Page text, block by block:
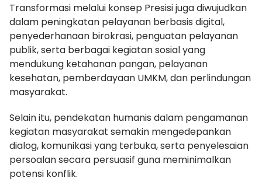
Transformasi melalui konsep Presisi juga diwujudkan
dalam peningkatan pelayanan berbasis digital,
penyederhanaan birokrasi, penguatan pelayanan
publik, serta berbagai kegiatan sosial yang
mendukung ketahanan pangan, pelayanan
kesehatan, pemberdayaan UMKM, dan perlindungan
masyarakat.
Selain itu, pendekatan humanis dalam pengamanan
kegiatan masyarakat semakin mengedepankan
dialog, komunikasi yang terbuka, serta penyelesaian
persoalan secara persuasif guna meminimalkan
potensi konflik.